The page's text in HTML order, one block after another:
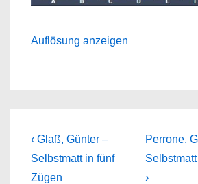
Auflösung anzeigen
Beitragsnavigation
Previous
Post
is
‹ Glaß, Günter –
Selbstmatt in fünf
Zügen
Next
Post
is
Perrone,
›